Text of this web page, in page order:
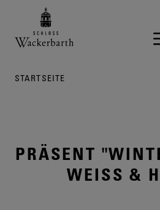
Zurück zur
STARTSEITE
PRÄSENT
WEISS &